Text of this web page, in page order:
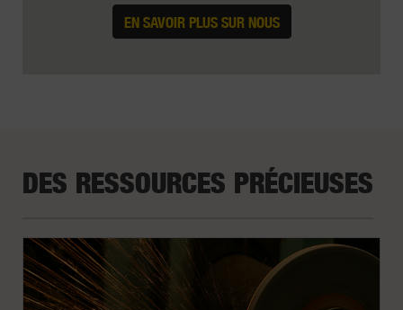
EN SAVOIR PLUS SUR NOUS
DES RESSOURCES PRÉCIEUSES